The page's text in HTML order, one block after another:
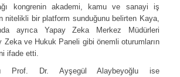
kongrenin akademi, kamu ve sanayi iş
nitelikli bir platform sunduğunu belirten Kaya,
ayrıca Yapay Zeka Merkez Müdürleri
Zeka ve Hukuk Paneli gibi önemli oturumların
ifade etti.
Prof. Dr. Ayşegül Alaybeyoğlu ise